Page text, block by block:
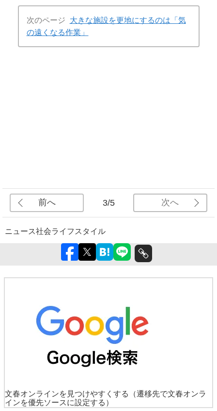
次のページ
大きな施設を更地にするのは「気
の遠くなる作業」
前へ 3/5 次へ
ニュース社会ライフスタイル
文春オンラインを見つけやすくする
（遷移先で文春オンラ
インを優先ソースに設定する）